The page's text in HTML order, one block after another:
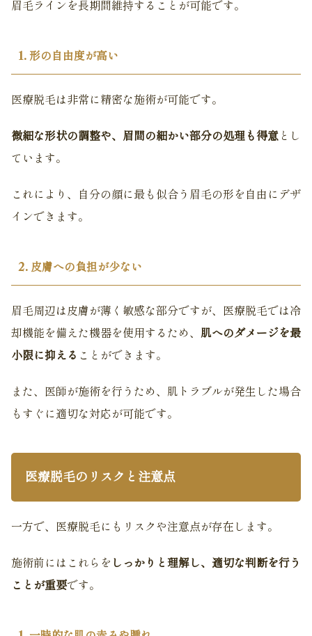
眉毛ラインを長期間維持することが可能です。
1. 形の自由度が高い
医療脱毛は非常に精密な施術が可能です。
微細な形状の調整や、眉間の細かい部分の処理も得意 とし
ています。
これにより、自分の顔に最も似合う眉毛の形を自由にデザ
インできます。
2. 皮膚への負担が少ない
眉毛周辺は皮膚が薄く敏感な部分ですが、医療脱毛では冷
却機能を備えた機器を使用するため、 肌へのダメージを最
小限に抑える ことができます。
また、医師が施術を行うため、肌トラブルが発生した場合
もすぐに適切な対応が可能です。
医療脱毛のリスクと注意点
一方で、医療脱毛にもリスクや注意点が存在します。
施術前にはこれらを しっかりと理解し、適切な判断を行う
ことが重要です。